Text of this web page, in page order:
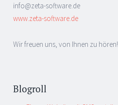
info@zeta-software.de
www.zeta-software.de
Wir freuen uns, von Ihnen zu hören!
Blogroll